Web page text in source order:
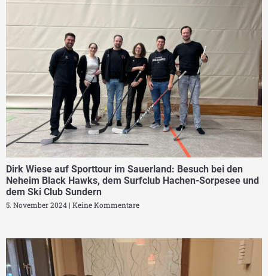
Dirk Wiese auf Sporttour im Sauerland: Besuch bei den
Neheim Black Hawks, dem Surfclub Hachen-Sorpesee und
dem Ski Club Sundern
5. November 2024 Keine Kommentare